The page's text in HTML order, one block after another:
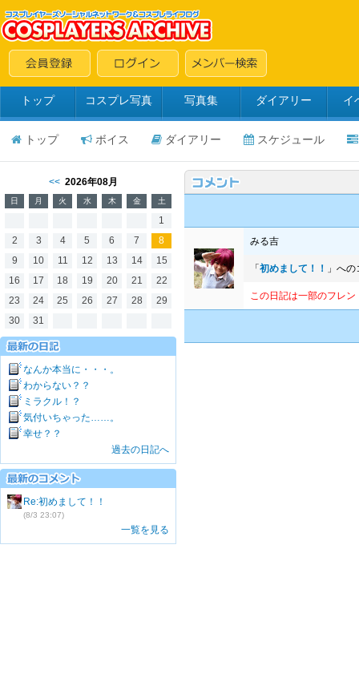
トップ コスプレ写真 写真集 ダイアリー イ
トップ ボイス ダイアリー スケジュール
<< 2026年08月
日 月 火 水 木 金 土
1
2
3 4 5 6 7
8
9
10 11 12 13 14
15
16
17 18 19 20 21
22
23
24 25 26 27 28
29
30
31
なんか本当に・・・。
わからない？？
ミラクル！？
気付いちゃった……。
幸せ？？
過去の日記へ
Re:初めまして！！
(8/3 23:07)
一覧を見る
みる吉
「 初めまして！！ 」へ
この日記は一部のフレ